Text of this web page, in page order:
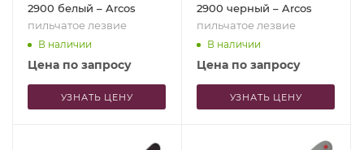
2900 белый – Arcos
пильчатое лезвие
В наличии
Цена по запросу
УЗНАТЬ ЦЕНУ
2900 черный – Arcos
пильчатое лезвие
В наличии
Цена по запросу
УЗНАТЬ ЦЕНУ